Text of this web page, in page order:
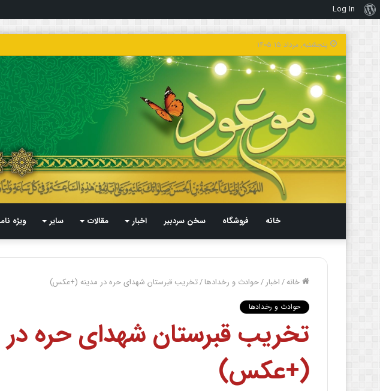
درباره
وردپرس
Log In
پنجشنبه, مرداد ۱۵ ۱۴۰۵
خانه فروشگاه سخن سردبیر اخبار مقالات سایر ویژه
خانه/اخبار /حوادث و رخدادها/تخریب قبرستان شهدای حره در مدینه (+عکس)
حوادث و رخدادها
تخریب قبرستان شهدای حره در
(+عکس)